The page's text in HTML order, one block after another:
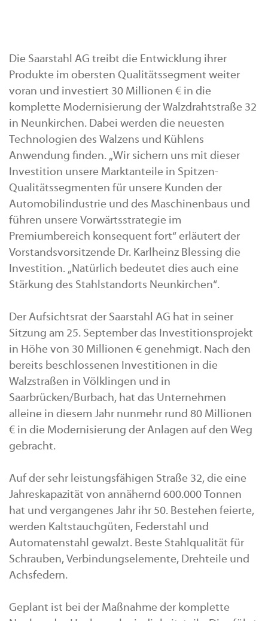
Die Saarstahl AG treibt die Entwicklung ihrer
Produkte im obersten Qualitätssegment weiter
voran und investiert 30 Millionen € in die
komplette Modernisierung der Walzdrahtstraße 32
in Neunkirchen. Dabei werden die neuesten
Technologien des Walzens und Kühlens
Anwendung finden. „Wir sichern uns mit dieser
Investition unsere Marktanteile in Spitzen-
Qualitätssegmenten für unsere Kunden der
Automobilindustrie und des Maschinenbaus und
führen unsere Vorwärtsstrategie im
Premiumbereich konsequent fort“ erläutert der
Vorstandsvorsitzende Dr. Karlheinz Blessing die
Investition. „Natürlich bedeutet dies auch eine
Stärkung des Stahlstandorts Neunkirchen“.
Der Aufsichtsrat der Saarstahl AG hat in seiner
Sitzung am 25. September das Investitionsprojekt
in Höhe von 30 Millionen € genehmigt. Nach den
bereits beschlossenen Investitionen in die
Walzstraßen in Völklingen und in
Saarbrücken/Burbach, hat das Unternehmen
alleine in diesem Jahr nunmehr rund 80 Millionen
€ in die Modernisierung der Anlagen auf den Weg
gebracht.
Auf der sehr leistungsfähigen Straße 32, die eine
Jahreskapazität von annähernd 600.000 Tonnen
hat und vergangenes Jahr ihr 50. Bestehen feierte,
werden Kaltstauchgüten, Federstahl und
Automatenstahl gewalzt. Beste Stahlqualität für
Schrauben, Verbindungselemente, Drehteile und
Achsfedern.
Geplant ist bei der Maßnahme der komplette